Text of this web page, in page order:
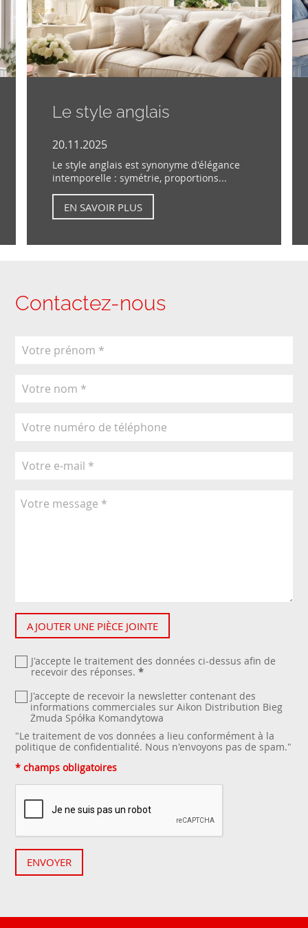
Le style anglais
20.11.2025
Le style anglais est synonyme d'élégance
intemporelle : symétrie, proportions...
EN SAVOIR PLUS
Contactez-nous
AJOUTER UNE PIÈCE JOINTE
J'accepte le traitement des données ci-dessus afin de
recevoir des réponses. *
J'accepte de recevoir la newsletter contenant des
informations commerciales sur Aikon Distribution Bieg
Żmuda Spółka Komandytowa
"Le traitement de vos données a lieu conformément à la
politique de confidentialité. Nous n'envoyons pas de spam."
* champs obligatoires
ENVOYER